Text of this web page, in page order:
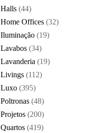
Halls (44)
Home Offices (32)
Iluminação (19)
Lavabos (34)
Lavanderia (19)
Livings (112)
Luxo (395)
Poltronas (48)
Projetos (200)
Quartos (419)